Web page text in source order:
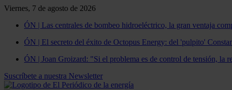
Viernes, 7 de agosto de 2026
ÓN | Las centrales de bombeo hidroeléctrico, la gran ventaja
ÓN | El secreto del éxito de Octopus Energy: del 'pulpito'
ÓN | Joan Groizard: "Si el problema es de control de tensión, la
Suscríbete a nuestra Newsletter